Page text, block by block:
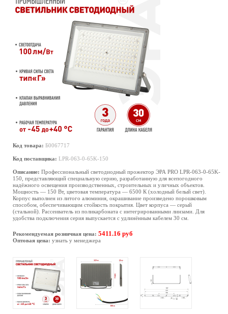
Код товара: Б0067717
Код поставщика: LPR-063-0-65K-150
Описание: Профессиональный светодиодный прожектор ЭРА PRO LPR-063-0-65K-
150, представляющий специальную серию, разработанную для всепогодного
надёжного освещения производственных, строительных и уличных объектов.
Мощность — 150 Вт, цветовая температура — 6500 К (холодный белый свет).
Корпус выполнен из литого алюминия, окрашивание произведено порошковым
способом, обеспечивающим стойкость покрытия. Цвет корпуса — серый
(стальной). Рассеиватель из поликарбоната с интегрированными линзами. Для
удобства подключения серия выпускается с удлинённым кабелем 30 см.
Рекомендуемая розничная цена: 5411.16 руб
Оптовая цена: узнать у менеджера